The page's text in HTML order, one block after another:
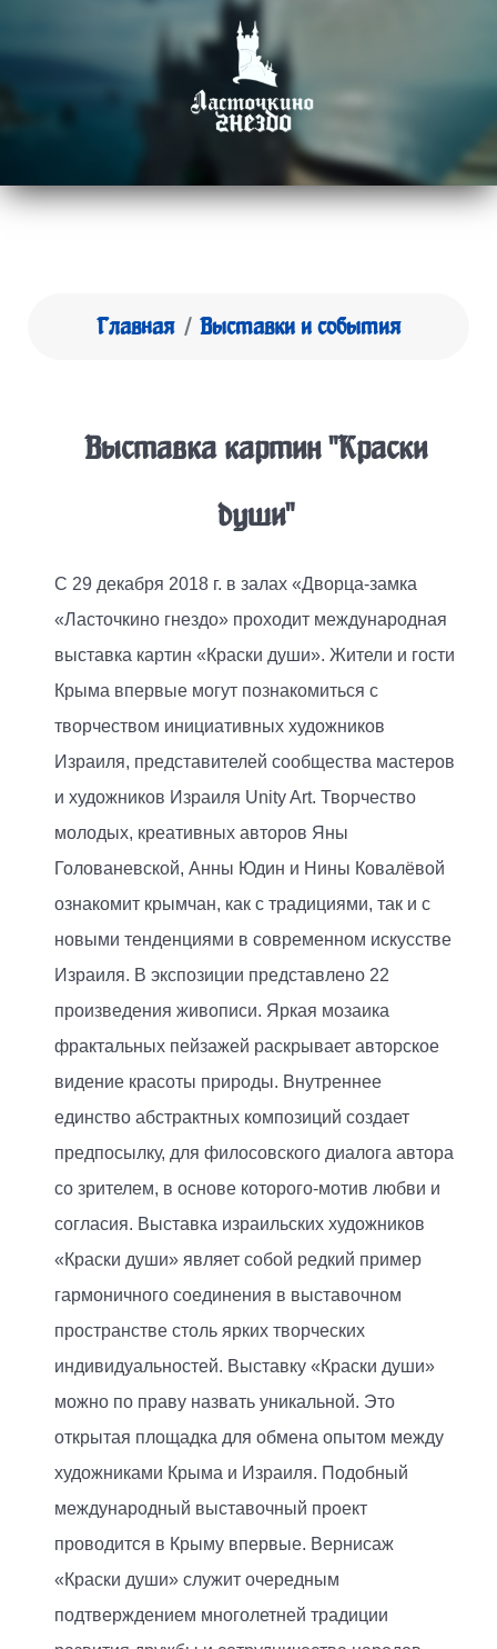
Главная Выставки и события
Выставка картин "Краски
души"
С 29 декабря 2018 г. в залах «Дворца-замка
«Ласточкино гнездо» проходит международная
выставка картин «Краски души». Жители и гости
Крыма впервые могут познакомиться с
творчеством инициативных художников
Израиля, представителей сообщества мастеров
и художников Израиля Unity Art. Творчество
молодых, креативных авторов Яны
Голованевской, Анны Юдин и Нины Ковалёвой
ознакомит крымчан, как с традициями, так и с
новыми тенденциями в современном искусстве
Израиля. В экспозиции представлено 22
произведения живописи. Яркая мозаика
фрактальных пейзажей раскрывает авторское
видение красоты природы. Внутреннее
единство абстрактных композиций создает
предпосылку, для филосовского диалога автора
со зрителем, в основе которого-мотив любви и
согласия. Выставка израильских художников
«Краски души» являет собой редкий пример
гармоничного соединения в выставочном
пространстве столь ярких творческих
индивидуальностей. Выставку «Краски души»
можно по праву назвать уникальной. Это
открытая площадка для обмена опытом между
художниками Крыма и Израиля. Подобный
международный выставочный проект
проводится в Крыму впервые. Вернисаж
«Краски души» служит очередным
подтверждением многолетней традиции